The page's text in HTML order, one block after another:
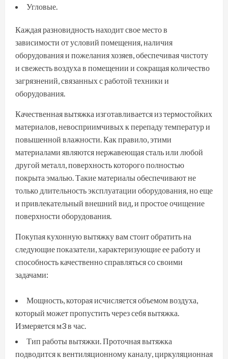
Угловые.
Каждая разновидность находит свое место в
зависимости от условий помещения, наличия
оборудования и пожелания хозяев, обеспечивая чистоту
и свежесть воздуха в помещении и сокращая количество
загрязнений, связанных с работой техники и
оборудования.
Качественная вытяжка изготавливается из термостойких
материалов, невосприимчивых к перепаду температур и
повышенной влажности. Как правило, этими
материалами являются нержавеющая сталь или любой
другой металл, поверхность которого полностью
покрыта эмалью. Такие материалы обеспечивают не
только длительность эксплуатации оборудования, но еще
и привлекательный внешний вид, и простое очищение
поверхности оборудования.
Покупая кухонную вытяжку вам стоит обратить на
следующие показатели, характеризующие ее работу и
способность качественно справляться со своими
задачами:
Мощность, которая исчисляется объемом воздуха,
который может пропустить через себя вытяжка.
Измеряется м3 в час.
Тип работы вытяжки. Проточная вытяжка
подводится к вентиляционному каналу, циркуляционная